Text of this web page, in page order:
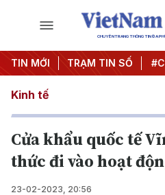
CHUYÊN TRANG THÔNG TIN ĐA
TIN MỚI TRẠM TIN SỐ
#Chiến dịch 500 ngày đêm
Kinh tế
Cửa khẩu quốc tế
thức đi vào hoạt
23-02-2023, 20:56